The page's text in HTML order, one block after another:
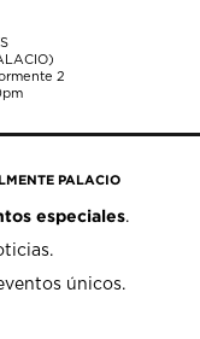
2
PALACIO
especiales.
únicos.